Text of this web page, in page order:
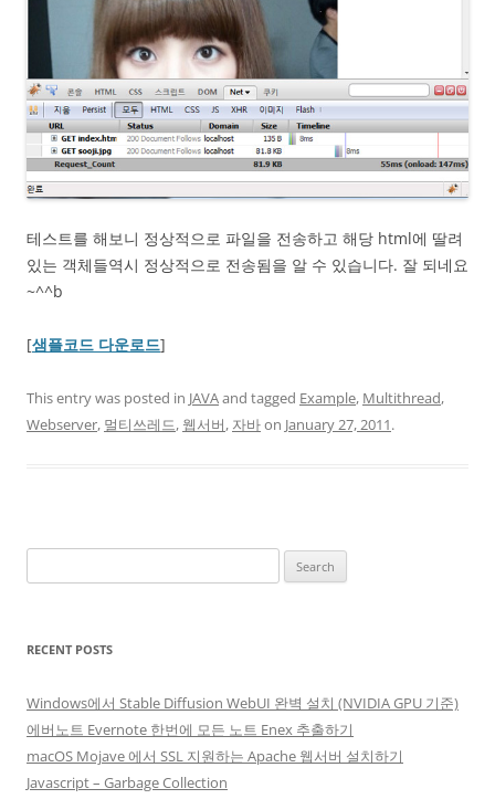
테스트를 해보니 정상적으로 파일을 전송하고 해당 html에 딸려
있는 객체들역시 정상적으로 전송됨을 알 수 있습니다. 잘 되네요
~^^b
[샘플코드 다운로드]
This entry was posted in JAVAand tagged Example, Multithread,
Webserver, 멀티쓰레드, 웹서버, 자바on January 27, 2011.
for:
RECENT POSTS
Windows에서 Stable Diffusion WebUI 완벽 설치 (NVIDIA GPU 기준)
에버노트 Evernote 한번에 모든 노트 Enex 추출하기
macOS Mojave 에서 SSL 지원하는 Apache 웹서버 설치하기
Javascript – Garbage Collection